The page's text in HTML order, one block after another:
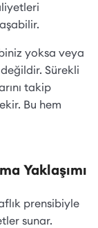
yoksa veya
Sürekli
takip
Bu hem
Yaklaşımı
prensibiyle
sunar.